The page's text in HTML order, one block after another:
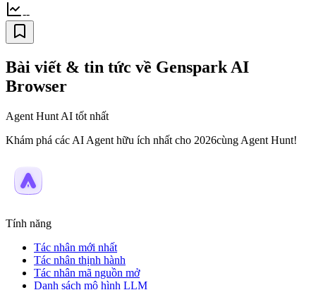
--
Bài viết & tin tức về Genspark AI
Browser
Agent Hunt AI tốt nhất
Khám phá các AI Agent hữu ích nhất cho 2026cùng Agent Hunt!
Tính năng
Tác nhân mới nhất
Tác nhân thịnh hành
Tác nhân mã nguồn mở
Danh sách mô hình LLM